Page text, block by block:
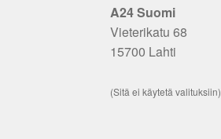
A24 Suomi
Vieterikatu 68
15700 Lahti
(Sitä ei käytetä valituksiin)